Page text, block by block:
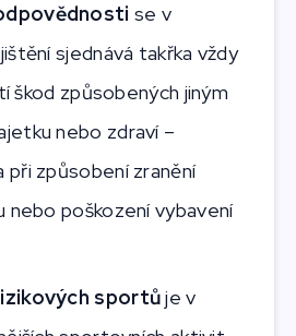
se v
sjednává takřka vždy
škod způsobených jiným
nebo zdraví –
způsobení zranění
nebo poškození vybavení
sportůje v